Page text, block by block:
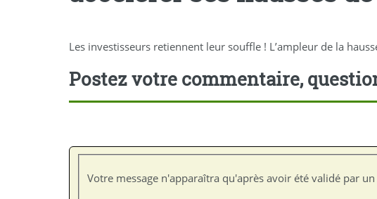
Les investisseurs retiennent leur souffle ! L’ampleur de la
Postez votre commentaire,
Votre message n'apparaîtra qu'après avoir été validé par